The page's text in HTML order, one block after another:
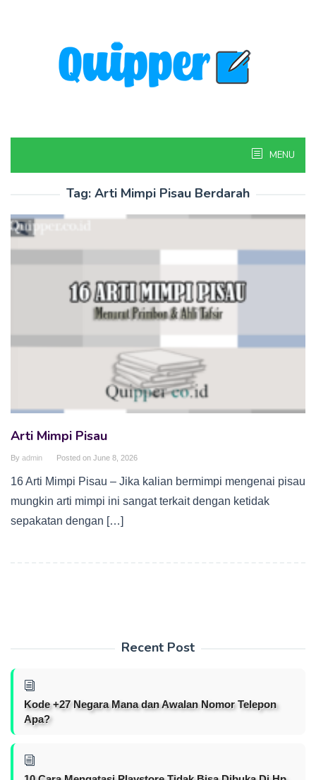
MENU
Tag: Arti Mimpi Pisau Berdarah
Arti Mimpi Pisau
By admin Posted on June 8, 2026
16 Arti Mimpi Pisau – Jika kalian bermimpi mengenai pisau
mungkin arti mimpi ini sangat terkait dengan ketidak
sepakatan dengan […]
Recent Post
Kode +27 Negara Mana dan Awalan Nomor Telepon
Apa?